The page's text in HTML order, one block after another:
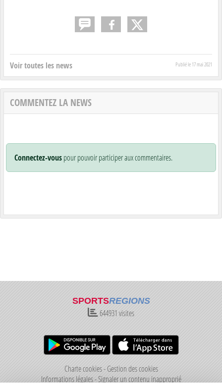
Voir toutes les news Publié le 17 mai 2021
COMMENTEZ LA NEWS
Connectez-vouspour pouvoir participer aux commentaires.
SPORTSREGIONS
644931 visites
Charte cookies Gestion des cookies
Informations légales Signaler un contenu inapproprié